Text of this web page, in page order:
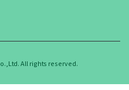
All rights reserved.